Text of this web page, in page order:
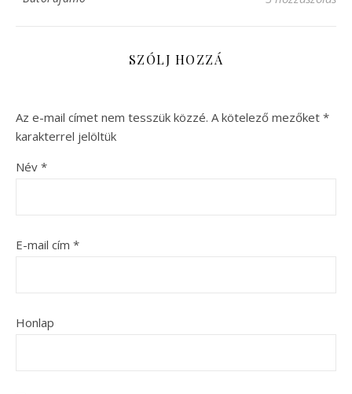
SZÓLJ HOZZÁ
Az e-mail címet nem tesszük közzé. A kötelező mezőket *
karakterrel jelöltük
Név *
E-mail cím *
Honlap